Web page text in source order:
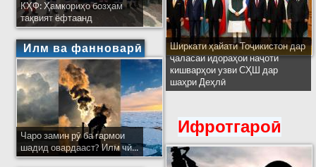
КҲФ: Ҳамкориҳо бозҳам
тақвият ёфтаанд
Илм ва фанноварӣ
Чаро замин рӯ ба гармои
шадид овардааст? Илм чӣ...
Ширкати ҳайати Тоҷикистон дар
ҷаласаи идораҳои наҷоти
кишварҳои узви СҲШ дар
шаҳри Деҳлӣ
Ифротгароӣ